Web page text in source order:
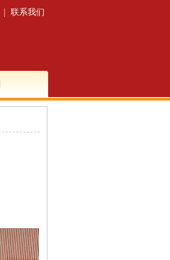
联系我们